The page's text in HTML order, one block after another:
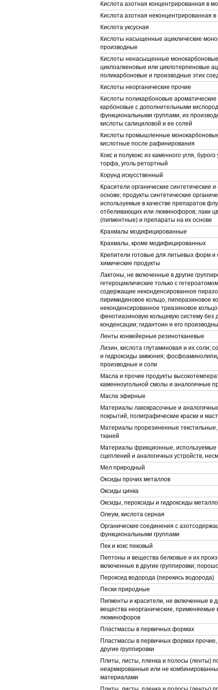
Кислота азотная концентрированная в
Кислота азотная неконцентрированная
Кислота уксусная
Кислоты насыщенные ациклические
производные
Кислоты ненасыщенные
циклоалкеновые или циклотерпеновые
поликарбоновые и производные этих
Кислоты неорганические прочие
Кислоты поликарбоновые ароматические
карбоновые с дополнительными
функциональными группами, их
кислоты салициловой и ее солей
Кислоты промышленные
кислотные после рафинирования
Кокс и полукокс из каменного угля,
торфа, уголь ретортный
Корунд искусственный
Красители органические синтетические
основе; продукты синтетические
используемые в качестве препаратов
отбеливающих или люминофоров; лаки
(пигментные) и препараты на их основе
Крахмалы модифицированные
Крахмалы, кроме модифицированных
Крепители готовые для литьевых форм и
химические продукты
Лактоны, не включенные в другие
гетероциклические только с
содержащие неконденсированное
пиримидиновое кольцо, пиперазиновое
неконденсированное триазиновое
фенотиазиновую кольцевую систему без
конденсации; гидантоин и его
Ленты конвейерные резинотканевые
Лизин, кислота глутаминовая и их соли;
и гидроксиды аммония;
производные и соли
Масла и прочие продукты
каменноугольной смолы и аналогичные
Масла эфирные
Материалы лакокрасочные и
покрытий, полиграфические краски и
Материалы прорезиненные
тканей
Материалы фрикционные, используемые
сцеплений и аналогичных устройств,
Мел природный
Оксиды прочих металлов
Оксиды цинка
Оксиды, пероксиды и гидроксиды
Олеум, кислота серная
Органические соединения с
функциональными группами
Пек и кокс пековый
Пептоны и вещества белковые и их
включенные в другие группировки;
Пероксид водорода (перекись водорода)
Пески природные
Пигменты и красители, не включенные в
вещества неорганические, применяемые
люминофоров
Пластмассы в первичных формах
Пластмассы в первичных формах
другие группировки
Плиты, листы, пленка и полосы (ленты)
неармированные или не
материалами